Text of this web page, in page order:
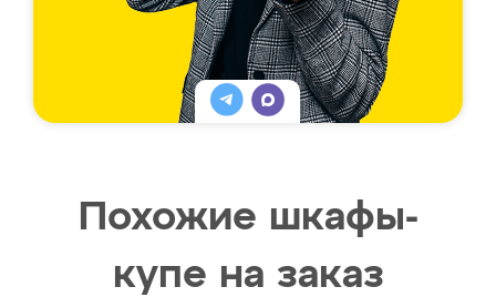
Похожие шкафы-
купе на заказ